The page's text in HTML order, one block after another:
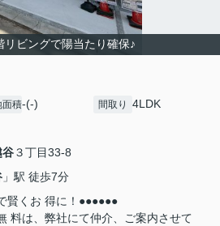
リビングで陽当たり確保♪
面積-(-) 間取り 4LDK
谷３丁目33-8
」駅 徒歩7分
賢くお 得に！●●●●●●
料は、弊社にて仲介、ご案内させて